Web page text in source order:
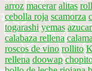
arroz macerar alitas
cebolla roja scamorza
togarashi yemas
calabaza rellena
roscos de vino rollito
rellena doowap